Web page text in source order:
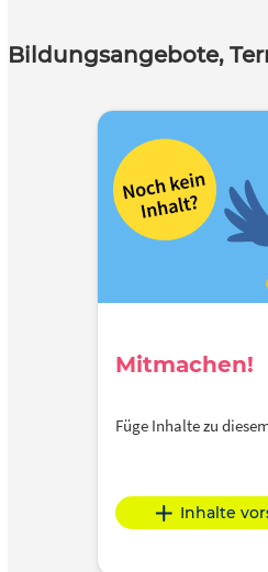
Mitmachen!
Füge Inhalte zu
Inhalte